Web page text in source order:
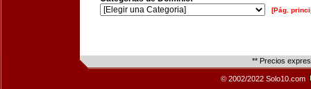
[Pág.
** Precios
© 2002/2022 Solo10.com